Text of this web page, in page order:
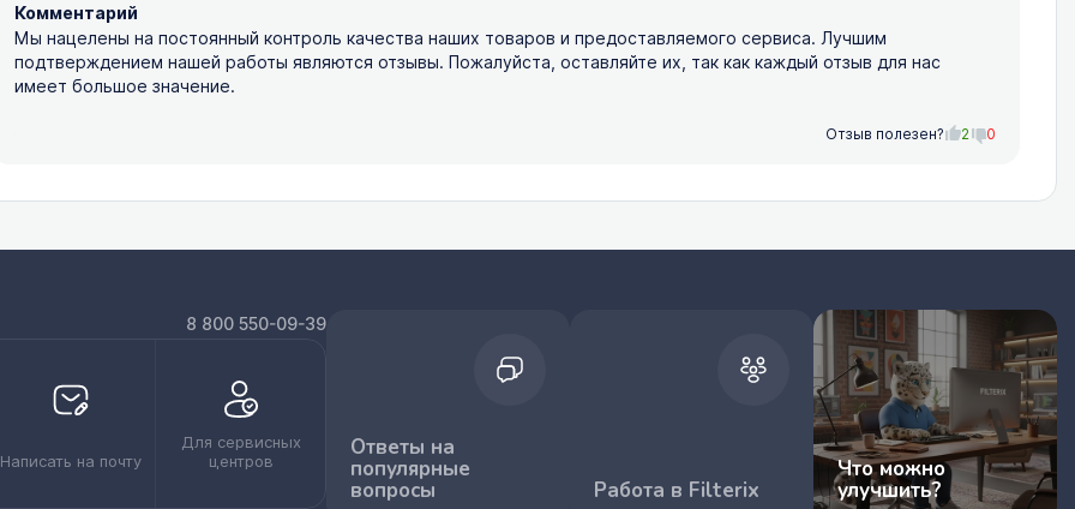
Комментарий
Мы нацелены на постоянный контроль качества наших товаров и предоставляемого сервиса. Лучшим
подтверждением нашей работы являются отзывы. Пожалуйста, оставляйте их, так как каждый отзыв для нас
имеет большое значение.
Отзыв полезен? 2 0
8 800 550-09-39
Написать на почту
Для сервисных
центров
Ответы на
популярные
вопросы Работа в Filterix
Что можно
улучшить?